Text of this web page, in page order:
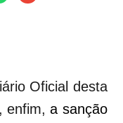
Oficial desta
enfim,a sanção